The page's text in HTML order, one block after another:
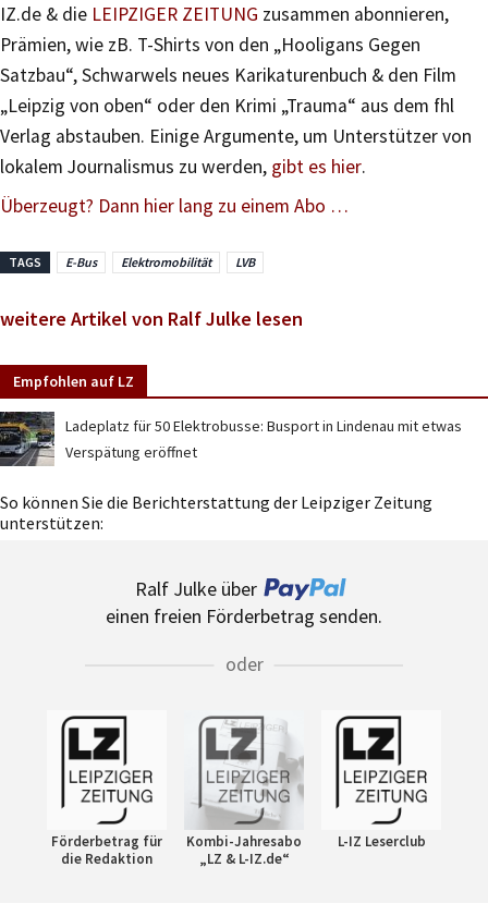
IZ.de & die LEIPZIGER ZEITUNG zusammen abonnieren,
Prämien, wie zB. T-Shirts von den „Hooligans Gegen
Satzbau“, Schwarwels neues Karikaturenbuch & den Film
„Leipzig von oben“ oder den Krimi „Trauma“ aus dem fhl
Verlag abstauben. Einige Argumente, um Unterstützer von
lokalem Journalismus zu werden, gibt es hier.
Überzeugt? Dann hier lang zu einem Abo …
TAGS E-Bus Elektromobilität LVB
weitere Artikel von Ralf Julke lesen
Empfohlen auf LZ
Ladeplatz für 50 Elektrobusse: Busport in Lindenau mit etwas
Verspätung eröffnet
So können Sie die Berichterstattung der Leipziger Zeitung
unterstützen:
Ralf Julke über
einen freien Förderbetrag senden.
oder
Förderbetrag für
die Redaktion
Kombi-Jahresabo
„LZ & L-IZ.de“
L-IZ Leserclub